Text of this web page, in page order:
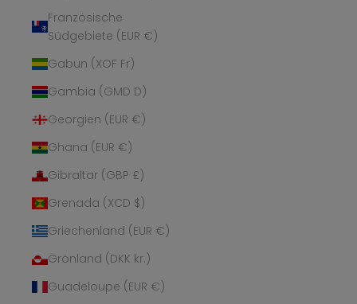
Französische
Südgebiete (EUR €)
Gabun (XOF Fr)
Gambia (GMD D)
Georgien (EUR €)
Ghana (EUR €)
Gibraltar (GBP £)
Grenada (XCD $)
Griechenland (EUR €)
Grönland (DKK kr.)
Guadeloupe (EUR €)